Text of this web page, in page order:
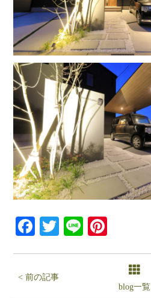
Facebook
Twitter
Line
< 前の記事
blog一覧